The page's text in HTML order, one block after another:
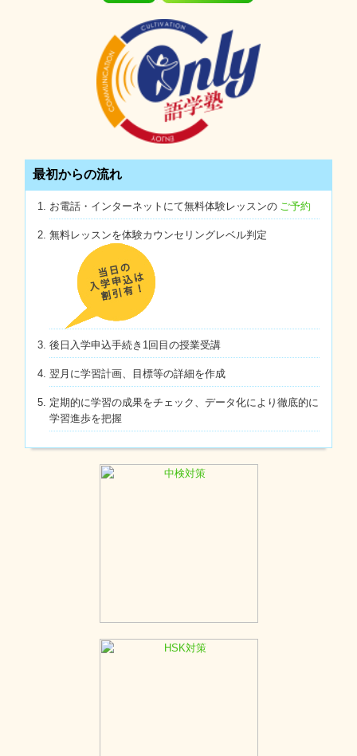
最初からの流れ
お電話・インターネットにて無料体験レッスンの ご予約
無料レッスンを体験カウンセリングレベル判定
後日入学申込手続き1回目の授業受講
翌月に学習計画、目標等の詳細を作成
定期的に学習の成果をチェック、データ化により徹底的に
学習進歩を把握